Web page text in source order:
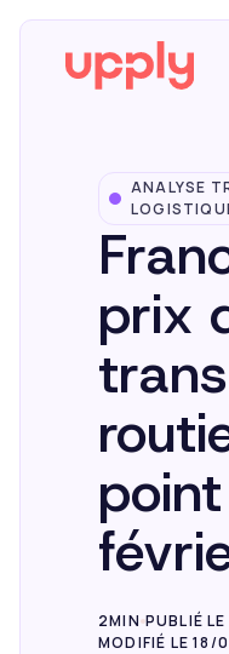
Plateforme
Market Insights
Ressources
Entreprise
ANALYSE
prix
2MIN PUBLIÉ
MODIFIÉ LE